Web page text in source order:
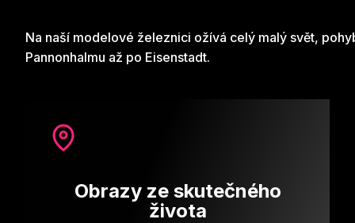
Na naší modelové železnici ožívá celý malý svět,
Pannonhalmu až po Eisenstadt.
Obrazy ze skutečného
života